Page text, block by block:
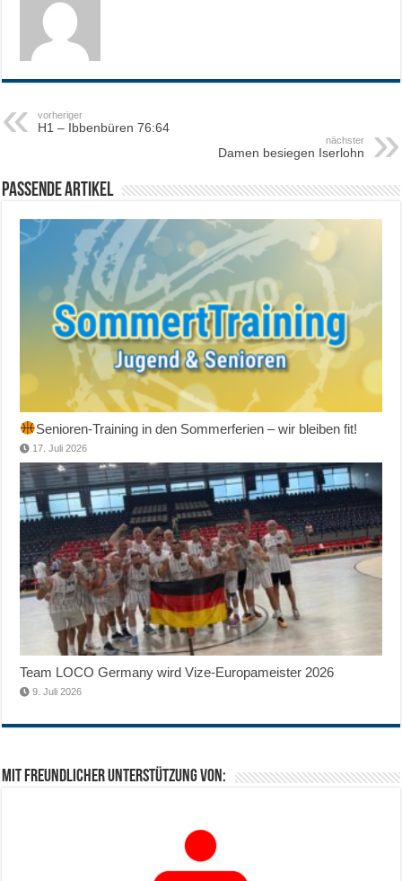
vorheriger
H1 – Ibbenbüren 76:64
nächster
Damen besiegen Iserlohn
Passende Artikel
Senioren-Training in den Sommerferien – wir bleiben fit!
17. Juli 2026
Team LOCO Germany wird Vize-Europameister 2026
9. Juli 2026
Mit freundlicher Unterstützung von: